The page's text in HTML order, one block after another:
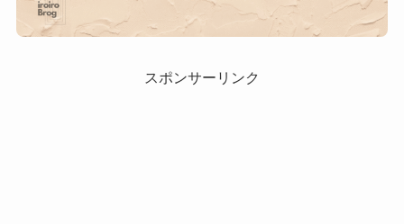
スポンサーリンク